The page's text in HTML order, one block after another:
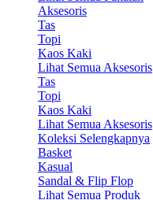
Aksesoris
Tas
Topi
Kaos Kaki
Lihat Semua Aksesoris
Tas
Topi
Kaos Kaki
Lihat Semua Aksesoris
Koleksi Selengkapnya
Basket
Kasual
Sandal & Flip Flop
Lihat Semua Produk